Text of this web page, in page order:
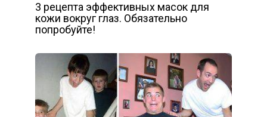
3 рецепта эффективных масок для
кожи вокруг глаз. Обязательно
попробуйте!